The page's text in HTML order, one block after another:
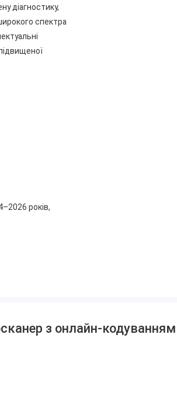
діагностику,
спектра
років,
з онлайн-кодуванням